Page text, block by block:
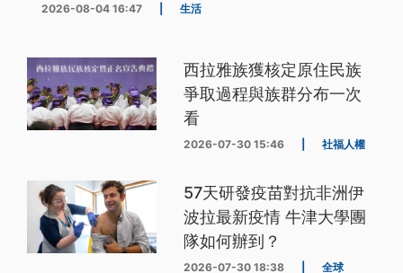
2026-08-04 16:47 生活
西拉雅族獲核定原住民族
爭取過程與族群分布一次
看
2026-07-30 15:46 社福人權
57天研發疫苗對抗非洲伊
波拉最新疫情 牛津大學團
隊如何辦到？
2026-07-30 18:38 全球